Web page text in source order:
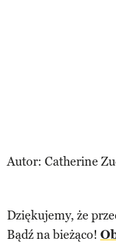
Autor: Catherine
Dziękujemy, że
Bądź na bieżąco!